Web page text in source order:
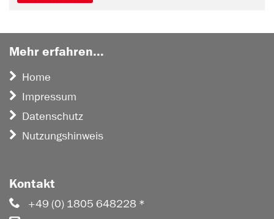
Mehr erfahren...
Home
Impressum
Datenschutz
Nutzungshinweis
Kontakt
+49 (0) 1805 648228 *